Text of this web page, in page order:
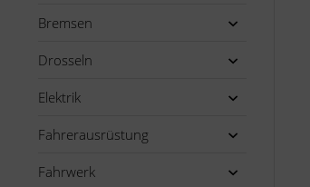
Bremsen
Drosseln
Elektrik
Fahrerausrüstung
Fahrwerk